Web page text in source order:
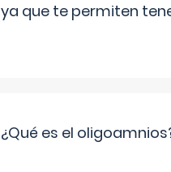
ya que te permiten
¿Qué es el